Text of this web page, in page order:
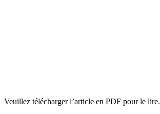
Veuillez télécharger l’article en PDF pour le lire.